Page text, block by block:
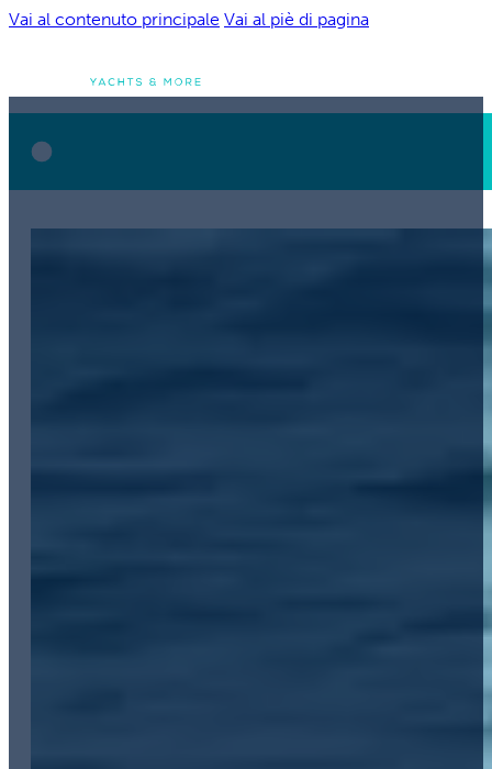
Vai al contenuto principale Vai al piè di pagina